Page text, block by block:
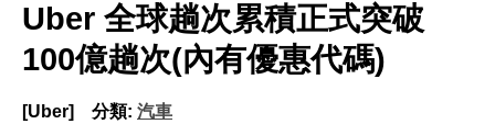
Uber 全球趟次累積正式突破
100億趟次(內有優惠代碼)
[Uber] 分類: 汽車